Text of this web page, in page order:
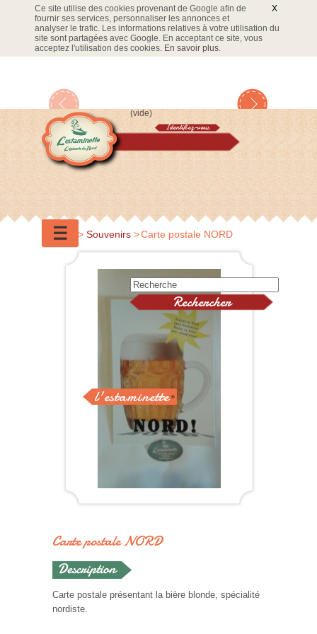
X
Ce site utilise des cookies provenant de Google afin de
fournir ses services, personnaliser les annonces et
analyser le trafic. Les informations relatives à votre utilisation du
site sont partagées avec Google. En acceptant ce site, vous
acceptez l'utilisation des cookies. En savoir plus.
(vide)
Identifiez-vous
Panier
☰
l'estaminette
Accueil > Souvenirs >Carte postale NORD
Carte postale NORD
Carte postale présentant la bière blonde, spécialité
nordiste.